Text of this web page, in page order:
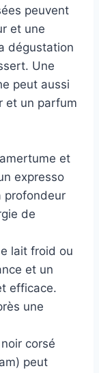
peuvent
et une
dégustation
Une
peut aussi
et un parfum
et
expresso
profondeur
de
lait froid ou
et un
efficace.
une
corsé
peut